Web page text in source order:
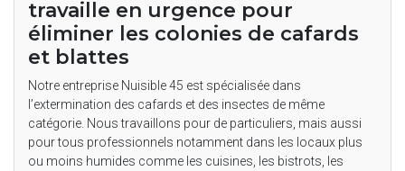
travaille en urgence pour
éliminer les colonies de cafards
et blattes
Notre entreprise Nuisible 45 est spécialisée dans
l’extermination des cafards et des insectes de même
catégorie. Nous travaillons pour de particuliers, mais aussi
pour tous professionnels notamment dans les locaux plus
ou moins humides comme les cuisines, les bistrots, les